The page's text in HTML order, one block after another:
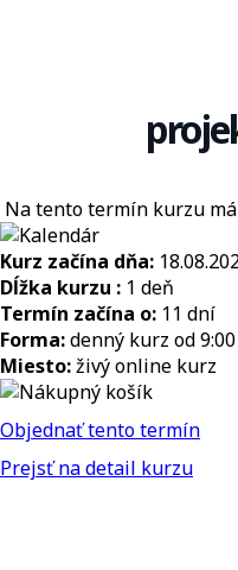
Na tento termín kurzu
Kurz začína dňa:
Dĺžka kurzu : 1 deň
Termín začína o: 11 dní
Forma:denný kurz od
Miesto:živý online kurz
Objednať tento termín
Prejsť na detail kurzu